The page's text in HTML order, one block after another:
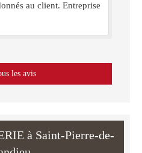
au client. Entreprise
les avis
à Saint-Pierre-de-